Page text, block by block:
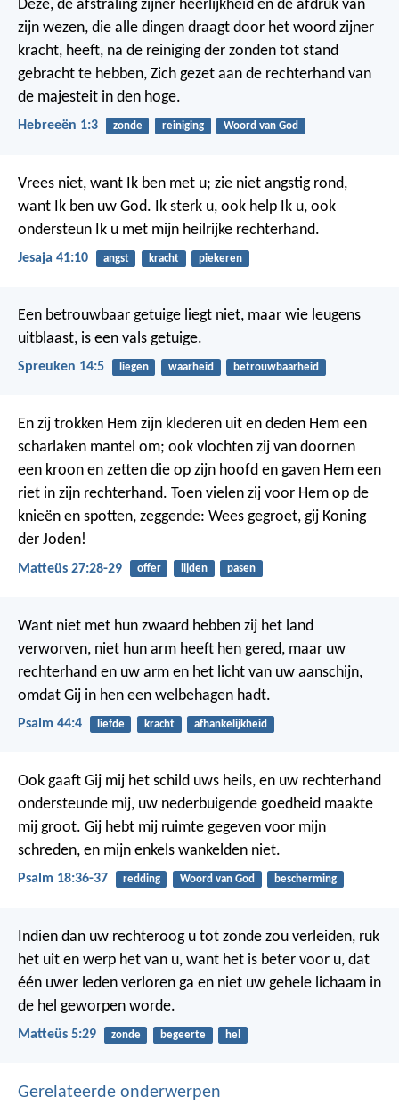
Deze, de afstraling zijner heerlijkheid en de afdruk van
zijn wezen, die alle dingen draagt door het woord zijner
kracht, heeft, na de reiniging der zonden tot stand
gebracht te hebben, Zich gezet aan de rechterhand van
de majesteit in den hoge.
Hebreeën 1:3 zonde reiniging Woord van God
Vrees niet, want Ik ben met u; zie niet angstig rond,
want Ik ben uw God. Ik sterk u, ook help Ik u, ook
ondersteun Ik u met mijn heilrijke rechterhand.
Jesaja 41:10 angst kracht piekeren
Een betrouwbaar getuige liegt niet, maar wie leugens
uitblaast, is een vals getuige.
Spreuken 14:5 liegen waarheid betrouwbaarheid
En zij trokken Hem zijn klederen uit en deden Hem een
scharlaken mantel om; ook vlochten zij van doornen
een kroon en zetten die op zijn hoofd en gaven Hem een
riet in zijn rechterhand. Toen vielen zij voor Hem op de
knieën en spotten, zeggende: Wees gegroet, gij Koning
der Joden!
Matteüs 27:28-29 offer lijden pasen
Want niet met hun zwaard hebben zij het land
verworven, niet hun arm heeft hen gered, maar uw
rechterhand en uw arm en het licht van uw aanschijn,
omdat Gij in hen een welbehagen hadt.
Psalm 44:4 liefde kracht afhankelijkheid
Ook gaaft Gij mij het schild uws heils, en uw rechterhand
ondersteunde mij, uw nederbuigende goedheid maakte
mij groot. Gij hebt mij ruimte gegeven voor mijn
schreden, en mijn enkels wankelden niet.
Psalm 18:36-37 redding Woord van God bescherming
Indien dan uw rechteroog u tot zonde zou verleiden, ruk
het uit en werp het van u, want het is beter voor u, dat
één uwer leden verloren ga en niet uw gehele lichaam in
de hel geworpen worde.
Matteüs 5:29 zonde begeerte hel
Gerelateerde onderwerpen